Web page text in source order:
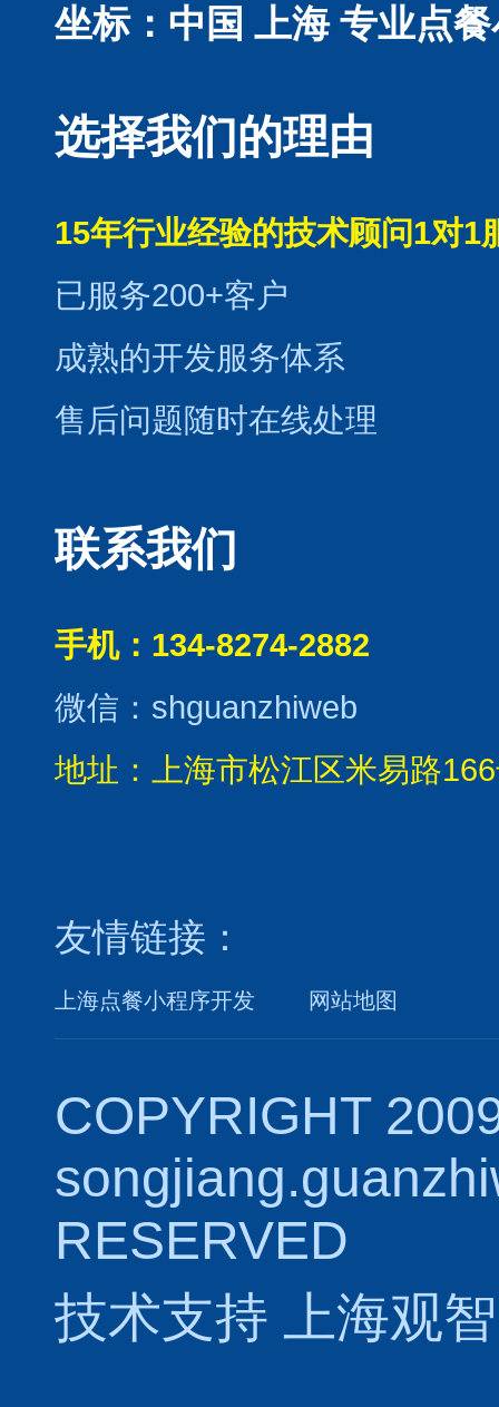
坐标：中国 上海 专业点
选择我们的理由
15年行业经验的技术顾问1对1
已服务200+客户
成熟的开发服务体系
售后问题随时在线处理
联系我们
手机：134-8274-2882
微信：shguanzhiweb
地址：上海市松江区米易路
友情链接：
上海点餐小程序开发 网站地图
COPYRIGHT
RESERVED
技术支持
上海观